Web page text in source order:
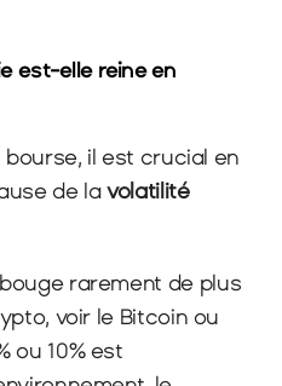
est-elle reine en
bourse, il est crucial en
de la volatilité
rarement de plus
voir le Bitcoin ou
ou 10% est